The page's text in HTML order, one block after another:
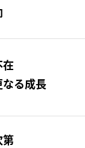
在
なる成長
第